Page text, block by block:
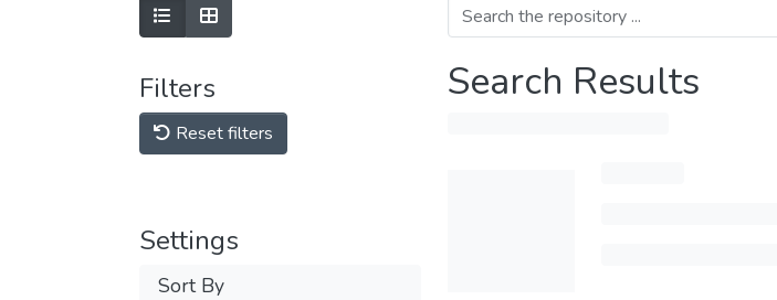
Filters
Reset filters
Settings
Sort By
Search Results